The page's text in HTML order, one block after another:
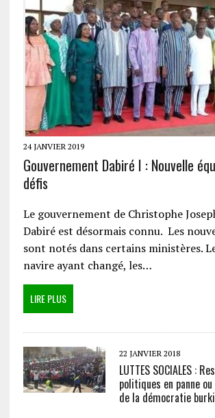
24 JANVIER 2019
Gouvernement Dabiré I : Nouvelle
défis
Le gouvernement de Christophe
Dabiré est désormais connu. Les
sont notés dans certains ministères.
navire ayant changé, les…
LIRE PLUS
22 JANVIER 2018
LUTTES SOCIALES :
politiques en panne
de la démocratie